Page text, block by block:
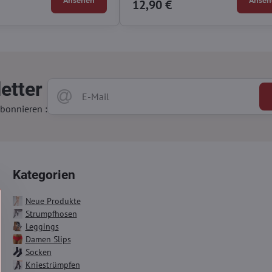
12,90 €
:
Kategorien
Neue Produkte
Strumpfhosen
Leggings
Damen Slips
Socken
Kniestrümpfen